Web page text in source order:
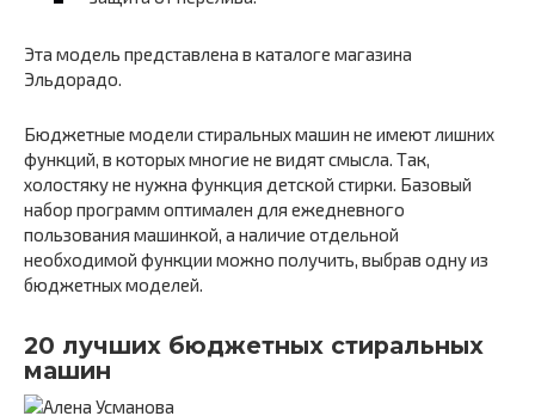
Эта модель представлена в каталоге магазина
Эльдорадо.
Бюджетные модели стиральных машин не имеют лишних
функций, в которых многие не видят смысла. Так,
холостяку не нужна функция детской стирки. Базовый
набор программ оптимален для ежедневного
пользования машинкой, а наличие отдельной
необходимой функции можно получить, выбрав одну из
бюджетных моделей.
20 лучших бюджетных стиральных
машин